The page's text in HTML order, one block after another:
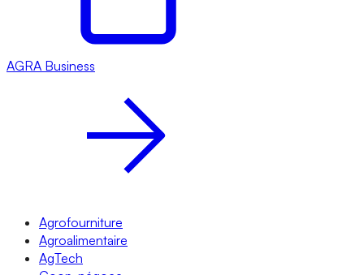
AGRA Business
Agrofourniture
Agroalimentaire
AgTech